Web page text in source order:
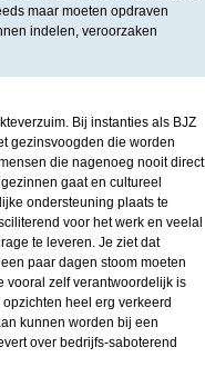
maar moeten opdraven
indelen, veroorzaken
Bij instanties als BJZ
gezinsvoogden die worden
die nagenoeg nooit direct
gaat en cultureel
ondersteuning plaats te
voor het werk en veelal
te leveren. Je ziet dat
paar dagen stoom moeten
vooral zelf verantwoordelijk is
heel erg verkeerd
kunnen worden bij een
over bedrijfs-saboterend